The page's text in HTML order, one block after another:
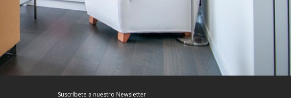
Suscríbete a nuestro Newsletter